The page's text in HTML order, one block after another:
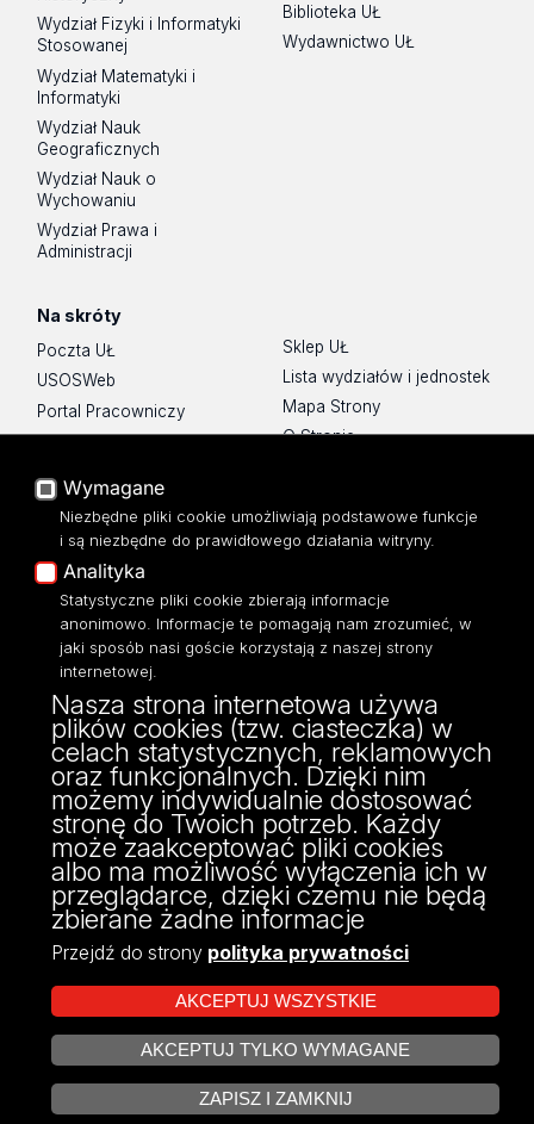
Wydział Fizyki i Informatyki
Stosowanej
Wydział Matematyki i
Informatyki
Wydział Nauk
Geograficznych
Wydział Nauk o
Wychowaniu
Wydział Prawa i
Administracji
Biblioteka UŁ
Wydawnictwo UŁ
Na skróty
Poczta UŁ
USOSWeb
Portal Pracowniczy
Baza Aktów Własnych
Moodle
Eksperci UŁ
Polityka Prywatności
Dostępność
Sklep UŁ
Lista wydziałów i jednostek
Mapa Strony
O Stronie
ul. Narutowicza 68, 90-136 Łódź
NIP: 724 000 32 43
Adres do doręczeń elektronicznych (ADE):
AE:PL-74796-17640-IHHIV-17
KONTAKT
Projekt Multiportalu UŁ współfinansowany z funduszy Unii Europejskiej w
ramach konkursu NCBR
Wymagane
Niezbędne pliki cookie umożliwiają podstawowe funkcje
i są niezbędne do prawidłowego działania witryny.
Analityka
Statystyczne pliki cookie zbierają informacje
anonimowo. Informacje te pomagają nam zrozumieć, w
jaki sposób nasi goście korzystają z naszej strony
internetowej.
Nasza strona internetowa używa
plików cookies (tzw. ciasteczka) w
celach statystycznych, reklamowych
oraz funkcjonalnych. Dzięki nim
możemy indywidualnie dostosować
stronę do Twoich potrzeb. Każdy
może zaakceptować pliki cookies
albo ma możliwość wyłączenia ich w
przeglądarce, dzięki czemu nie będą
zbierane żadne informacje
Przejdź do strony polityka prywatności
AKCEPTUJ WSZYSTKIE
AKCEPTUJ TYLKO WYMAGANE
ZAPISZ I ZAMKNIJ
ZARZĄDZAJ COOKIES